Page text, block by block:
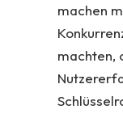
machen
machten,